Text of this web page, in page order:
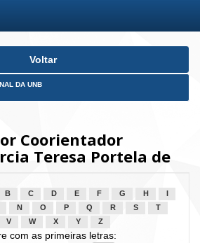
Voltar
DA UNB
Coorientador
Teresa Portela de
B C D E F G H
N O P Q R S
T
V W X Y Z
com as primeiras letras: